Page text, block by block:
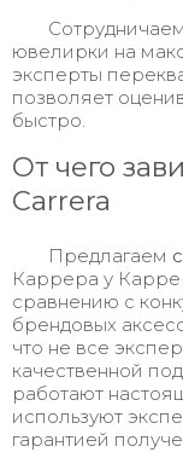
ювелирки на
эксперты
позволяет
быстро.
От чего
Carrera
Предлагаем
Каррера у
сравнению с
брендовых
что не все
качественной
работают
используют
гарантией